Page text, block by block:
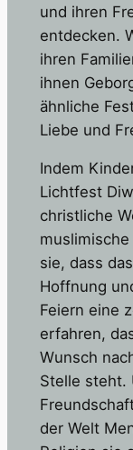
und ihren
entdecken.
ihren
ihnen
ähnliche
Liebe und
Indem
Lichtfest
christliche
sie, dass
Hoffnung
Feiern eine
erfahren,
Wunsch
Stelle steht.
der Welt